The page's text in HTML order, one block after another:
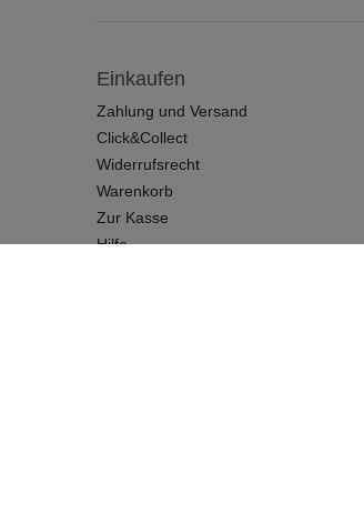
Einkaufen
Zahlung und Versand
Click&Collect
Widerrufsrecht
Warenkorb
Zur Kasse
Hilfe